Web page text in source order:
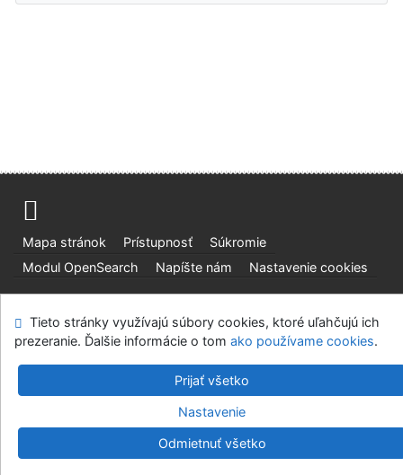
Mapa stránok Prístupnosť
Súkromie
Modul OpenSearch
Napíšte nám Nastavenie cookies
univerzite vo Zvolene
Tieto stránky využívajú súbory cookies, ktoré uľahčujú ich
prezeranie. Ďalšie informácie o tom ako používame cookies.
Prijať všetko
Nastavenie
Odmietnuť všetko